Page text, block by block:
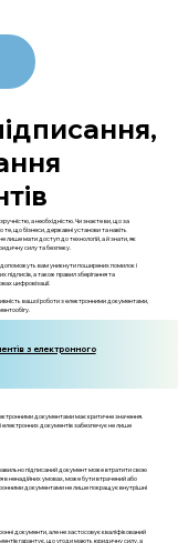
а необхідністю. Чи знаєте ви, що за
те, що бізнеси, державні установи та навіть
лише мати доступ до технологій, а й знати, як
силу та безпеку.
допоможуть вам уникнути поширених помилок і
а також правил зберігання та
цифровізації.
вашої роботи з електронними документами,
з електронного
документами має критичне значення.
електронних документів забезпечує не лише
підписаний документ може втратити свою
в ненадійних умовах, може бути втрачений або
документами не лише покращує внутрішні
документи, але не застосовує кваліфікований
гарантує, що угоди мають юридичну силу, а